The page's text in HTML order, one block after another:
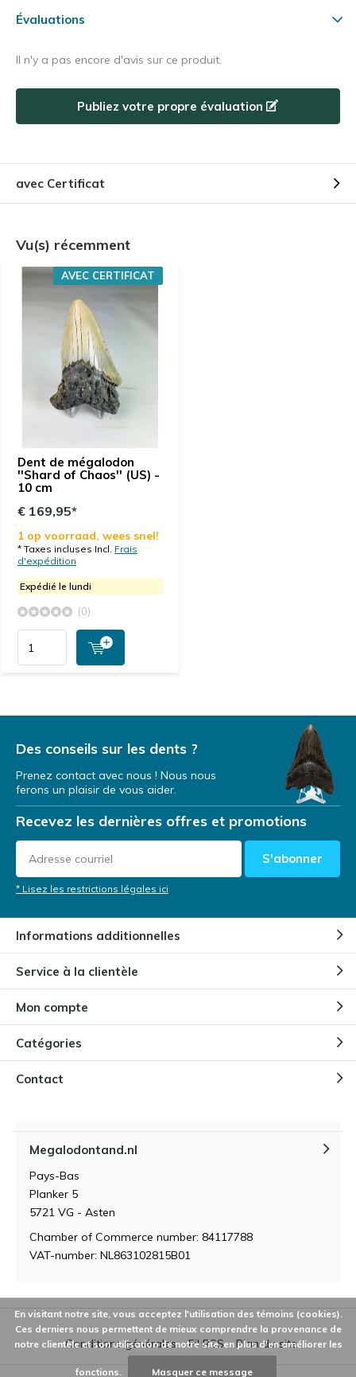
Évaluations
Il n'y a pas encore d'avis sur ce produit.
Publiez votre propre évaluation
avec Certificat
Vu(s) récemment
Dent de mégalodon
''Shard of Chaos'' (US) -
10 cm
AVEC CERTIFICAT
€ 169,95*
1 op voorraad, wees snel!
* Taxes incluses Incl. Frais
d'expédition
Expédié le lundi
(0)
Des conseils sur les dents ?
Prenez contact avec nous ! Nous nous
ferons un plaisir de vous aider.
Recevez les dernières offres et promotions
S'abonner
* Lisez les restrictions légales ici
Informations additionnelles
Service à la clientèle
Mon compte
Catégories
Contact
Megalodontand.nl
Pays-Bas
Planker 5
5721 VG - Asten
Chamber of Commerce number: 84117788
VAT-number: NL863102815B01
Conditions générales Fil RSS Plan du site
En visitant notre site, vous acceptez l'utilisation des témoins (cookies).
Ces derniers nous permettent de mieux comprendre la provenance de
notre clientèle et son utilisation de notre site, en plus d'en améliorer les
fonctions. Masquer ce message